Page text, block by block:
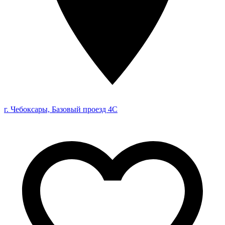
г. Чебоксары, Базовый проезд 4С